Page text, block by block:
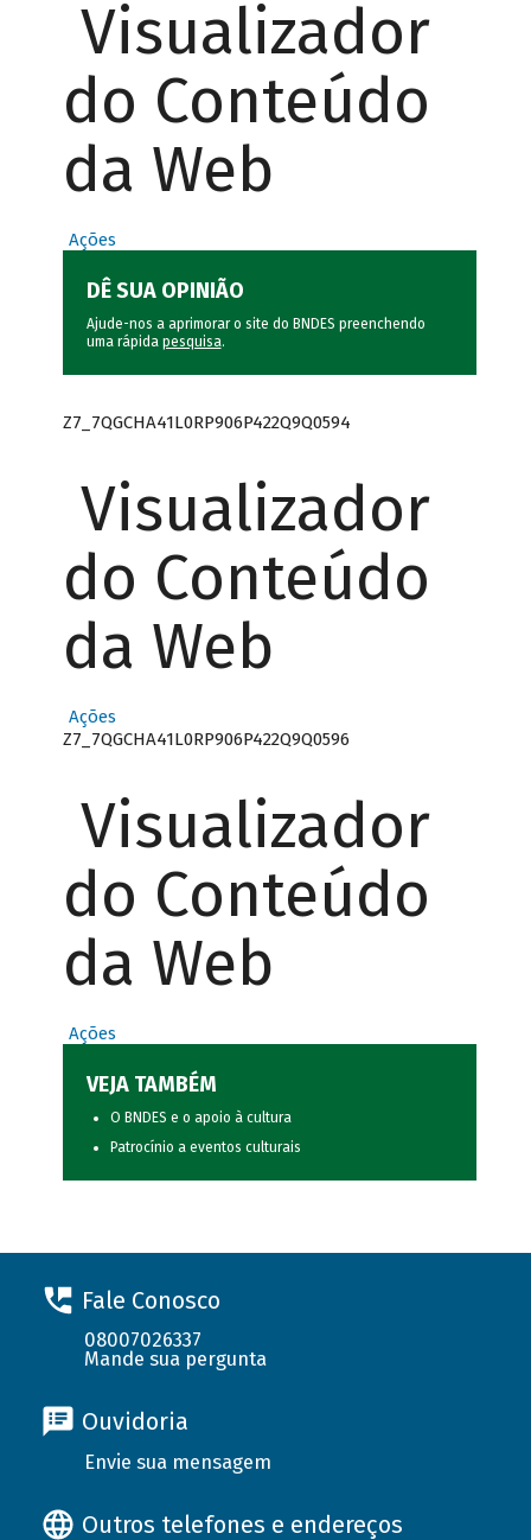
Visualizador
do Conteúdo
da Web
Ações
DÊ SUA OPINIÃO
Ajude-nos a aprimorar o site do BNDES preenchendo
uma rápida pesquisa.
Z7_7QGCHA41L0RP906P422Q9Q0594
Visualizador
do Conteúdo
da Web
Ações
Z7_7QGCHA41L0RP906P422Q9Q0596
Visualizador
do Conteúdo
da Web
Ações
VEJA TAMBÉM
O BNDES e o apoio à cultura
Patrocínio a eventos culturais
Fale Conosco
08007026337
Mande sua pergunta
Ouvidoria
Envie sua mensagem
Outros telefones e endereços